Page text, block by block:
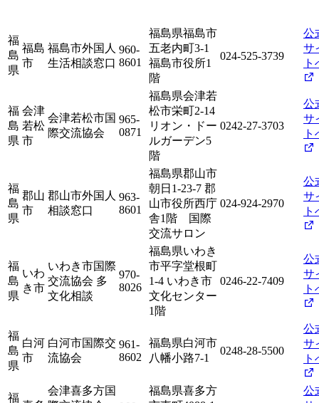
福
島
県
福島
市
福島市外国人
生活相談窓口
960-
8601
福島県福島市
五老内町3-1
福島市役所1
階
024-525-3739
公
サ
ト
福
島
県
会津
若松
市
会津若松市国
際交流協会
965-
0871
福島県会津若
松市栄町2-14
リオン・ドー
ルガーデン5
階
0242-27-3703
公
サ
ト
福
島
県
郡山
市
郡山市外国人
相談窓口
963-
8601
福島県郡山市
朝日1-23-7 郡
山市役所西庁
舎1階 国際
交流サロン
024-924-2970
公
サ
ト
福
島
県
いわ
き市
いわき市国際
交流協会 多
文化相談
970-
8026
福島県いわき
市平字堂根町
1-4 いわき市
文化センター
1階
0246-22-7409
公
サ
ト
福
島
県
白河
市
白河市国際交
流協会
961-
8602
福島県白河市
八幡小路7-1
0248-28-5500
公
サ
ト
福
会津喜多方国
福島県喜多方
公